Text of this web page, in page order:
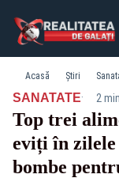
Acasă Știri
SANATATE· 2
Top trei
eviți în zilele
bombe